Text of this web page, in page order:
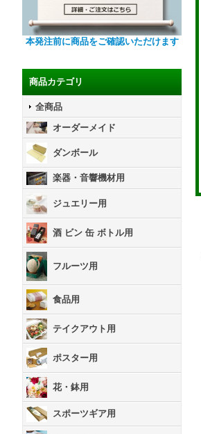
本発注前に商品をご確認いただけます
商品カテゴリ
全商品
オーダーメイド
ダンボール
楽器・音響機材用
ジュエリー用
酒 ビン 缶 ボトル用
フルーツ用
食品用
テイクアウト用
ポスター用
花・鉢用
スポーツギア用